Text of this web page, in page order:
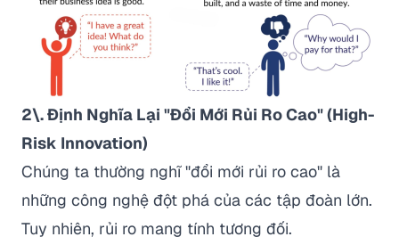
2\. Định Nghĩa Lại "Đổi Mới Rủi Ro Cao" (High-
Risk Innovation)
Chúng ta thường nghĩ "đổi mới rủi ro cao" là
những công nghệ đột phá của các tập đoàn lớn.
Tuy nhiên, rủi ro mang tính tương đối.